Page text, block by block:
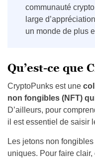
communauté
large
un monde de plus
Qu’est-ce que
CryptoPunks est une
non fongibles (NFT)
D’ailleurs, pour
il est essentiel de saisir
Les jetons non
uniques. Pour faire clair,